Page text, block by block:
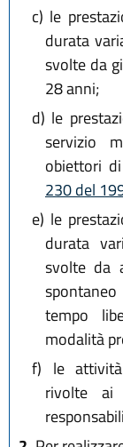
c) le
durata
svolte da
28 anni;
d) le
servizio
obiettori
230 del
e) le
durata
svolte da
tempo
modalità
f) le
rivolte ai